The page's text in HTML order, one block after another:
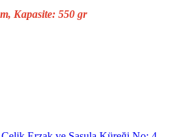
Kapasite: 550 gr